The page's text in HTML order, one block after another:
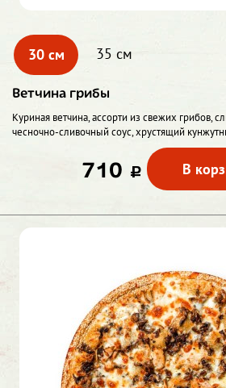
30 см 35 см
Ветчина грибы
Куриная ветчина, ассорти из свежих грибов,
чесночно-сливочный соус, хрустящий
710 c В